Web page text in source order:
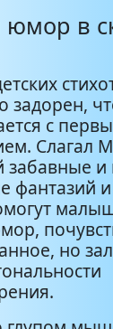
в
задорен,
с
Слагал
забавные и
фантазий
но